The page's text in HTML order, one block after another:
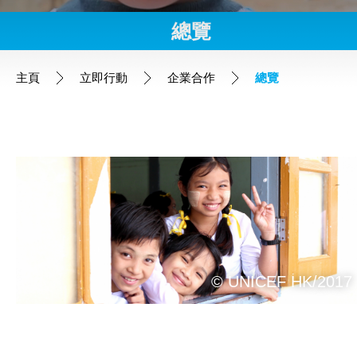
立即行動
每月捐款
一般捐款
慈善家、慈善組織及基金會
總覽
主頁 立即行動 企業合作 總覽
© UNICEF HK/2017